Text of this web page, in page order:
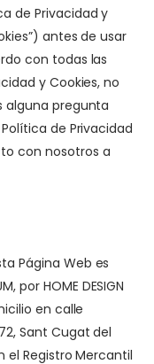
de Privacidad y
antes de usar
con todas las
y Cookies, no
alguna pregunta
de Privacidad
con nosotros a
Página Web es
por HOME DESIGN
en calle
Sant Cugat del
el Registro Mercantil